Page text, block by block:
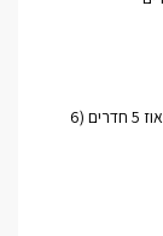
למכירה ברחוב נחל דן מיני פנטהאוז 5 חדרים (6